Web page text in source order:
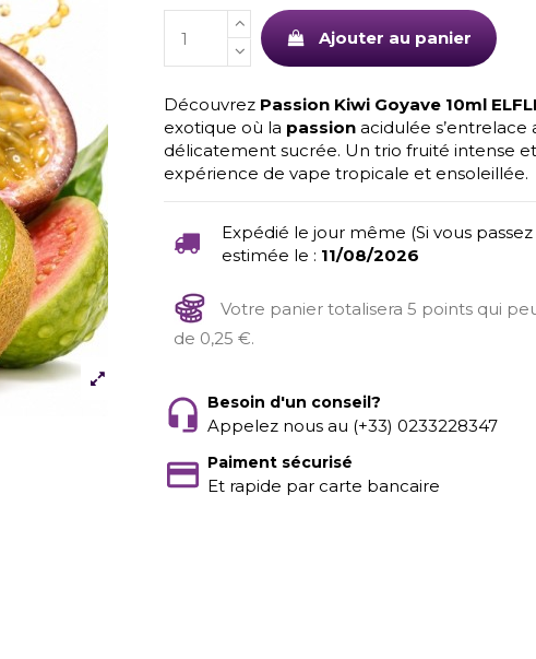
Ajouter au panier
Découvrez Passion Kiwi Goyave 10ml
exotique où la passion acidulée s’entrelace
délicatement sucrée. Un trio fruité intense
expérience de vape tropicale et ensoleillée.
Expédié le jour même (Si vous
estimée le : 11/08/2026
Votre panier totalisera 5 points qui
de 0,25 €.
Besoin d'un conseil?
Appelez nous au (+33) 0233228347
Paiment sécurisé
Et rapide par carte bancaire